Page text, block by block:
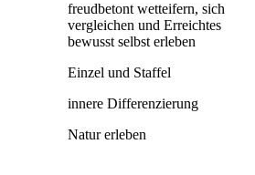
freudbetont wetteifern, sich
vergleichen und Erreichtes
bewusst selbst erleben
Einzel und Staffel
innere Differenzierung
Natur erleben